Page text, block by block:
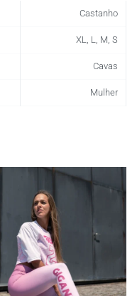
Castanho
XL, L, M, S
Cavas
Mulher